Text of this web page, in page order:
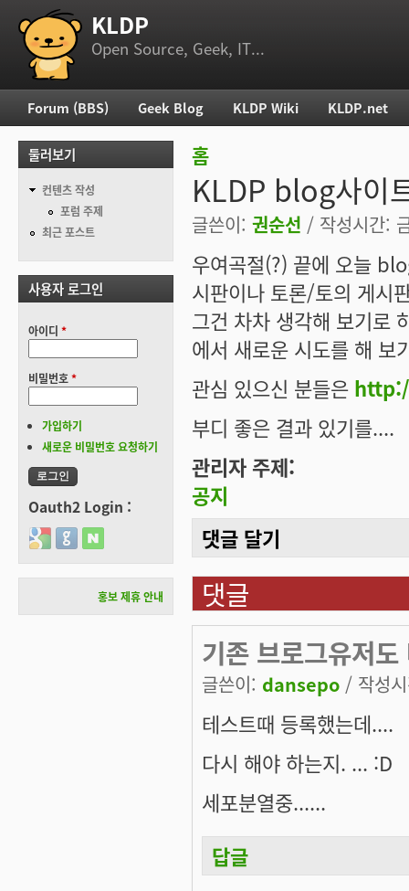
부 메뉴 KLDP
Open Source, Geek, IT...
현재 위치
홈
KLDP blog사이
글쓴이: 권순선 / 작성시간:
우여곡절(?) 끝에 오늘
시판이나 토론/토의 게시
그건 차차 생각해 보기로
에서 새로운 시도를 해 보
관심 있으신 분들은
부디 좋은 결과 있기를....
관리자 주제:
공지
댓글 달기
댓글
기존 브로그유저
글쓴이: dansepo / 작성
테스트때 등록했는데....
다시 해야 하는지. ... :D
세포분열중......
답글
주 메뉴
Forum (BBS) Geek Blog KLDP Wiki KLDP.net
둘러보기
컨텐츠 작성
포럼 주제
최근 포스트
사용자 로그인
아이디 *
비밀번호*
가입하기
새로운 비밀번호 요청하기
Oauth2 Login :
Login with Google
Login with GitHub
Login with Naver
홍보 제휴 안내